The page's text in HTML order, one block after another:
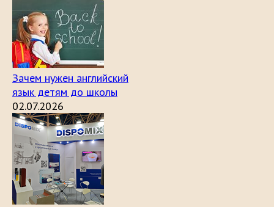
Зачем нужен английский
язык детям до школы
02.07.2026